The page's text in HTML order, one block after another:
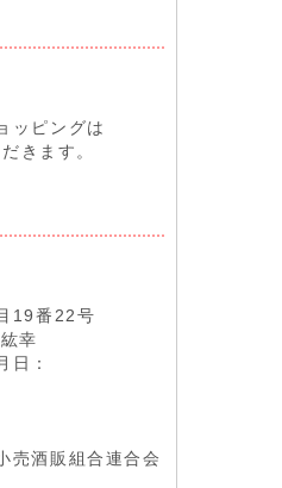
ッピングは
きます。
19番22号
幸
日：
売酒販組合連合会